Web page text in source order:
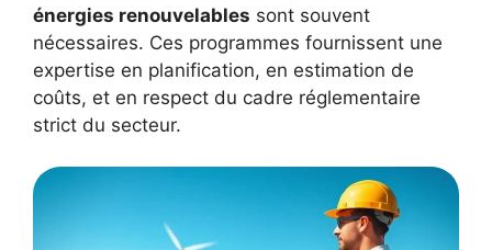
énergies renouvelables sont souvent
nécessaires. Ces programmes fournissent une
expertise en planification, en estimation de
coûts, et en respect du cadre réglementaire
strict du secteur.